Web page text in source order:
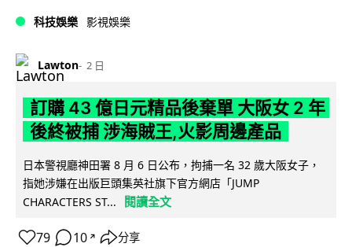
科技娛樂 影視娛樂
Lawton 2 日
訂購 43 億日元精品後棄單 大阪女 2 年
後終被捕 涉海賊王,火影周邊產品
日本警視廳神田署 8 月 6 日公布，拘捕一名 32 歲大阪女子，
指她涉嫌在出版巨頭集英社旗下官方網店「JUMP
CHARACTERS ST...
閱讀全文
79 10 ↗ 分享